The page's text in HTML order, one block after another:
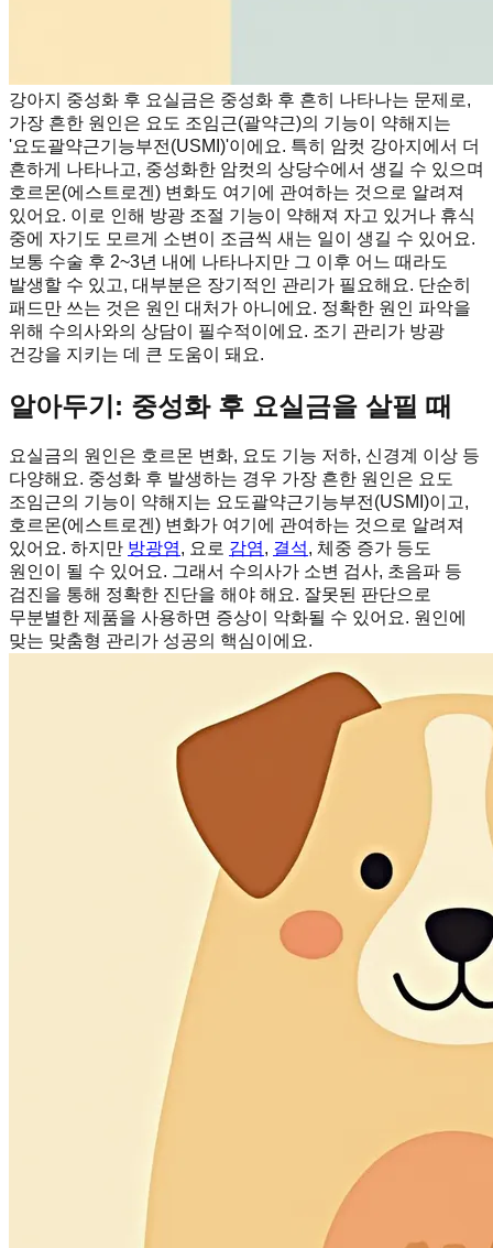
강아지 중성화 후 요실금은 중성화 후 흔히 나타나는 문제로,
가장 흔한 원인은 요도 조임근(괄약근)의 기능이 약해지는
'요도괄약근기능부전(USMI)'이에요. 특히 암컷 강아지에서 더
흔하게 나타나고, 중성화한 암컷의 상당수에서 생길 수 있으며
호르몬(에스트로겐) 변화도 여기에 관여하는 것으로 알려져
있어요. 이로 인해 방광 조절 기능이 약해져 자고 있거나 휴식
중에 자기도 모르게 소변이 조금씩 새는 일이 생길 수 있어요.
보통 수술 후 2~3년 내에 나타나지만 그 이후 어느 때라도
발생할 수 있고, 대부분은 장기적인 관리가 필요해요. 단순히
패드만 쓰는 것은 원인 대처가 아니에요. 정확한 원인 파악을
위해 수의사와의 상담이 필수적이에요. 조기 관리가 방광
건강을 지키는 데 큰 도움이 돼요.
알아두기: 중성화 후 요실금을 살필 때
요실금의 원인은 호르몬 변화, 요도 기능 저하, 신경계 이상 등
다양해요. 중성화 후 발생하는 경우 가장 흔한 원인은 요도
조임근의 기능이 약해지는 요도괄약근기능부전(USMI)이고,
호르몬(에스트로겐) 변화가 여기에 관여하는 것으로 알려져
있어요. 하지만 방광염, 요로 감염, 결석, 체중 증가 등도
원인이 될 수 있어요. 그래서 수의사가 소변 검사, 초음파 등
검진을 통해 정확한 진단을 해야 해요. 잘못된 판단으로
무분별한 제품을 사용하면 증상이 악화될 수 있어요. 원인에
맞는 맞춤형 관리가 성공의 핵심이에요.